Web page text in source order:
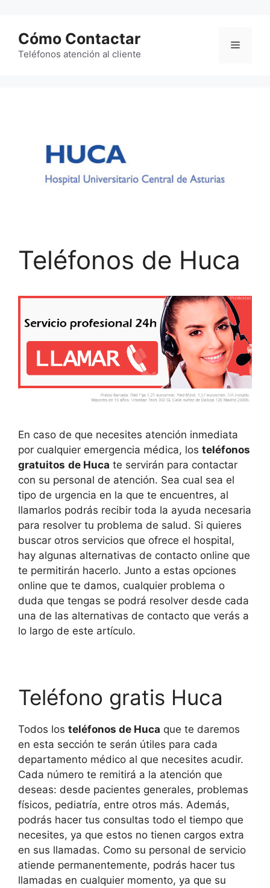
contenido
Cómo Contactar
Teléfonos atención al cliente
Menú
Teléfonos de Huca
En caso de que necesites atención inmediata
por cualquier emergencia médica, los teléfonos
gratuitos de Huca te servirán para contactar
con su personal de atención. Sea cual sea el
tipo de urgencia en la que te encuentres, al
llamarlos podrás recibir toda la ayuda necesaria
para resolver tu problema de salud. Si quieres
buscar otros servicios que ofrece el hospital,
hay algunas alternativas de contacto online que
te permitirán hacerlo. Junto a estas opciones
online que te damos, cualquier problema o
duda que tengas se podrá resolver desde cada
una de las alternativas de contacto que verás a
lo largo de este artículo.
Teléfono gratis Huca
Todos los teléfonos de Huca que te daremos
en esta sección te serán útiles para cada
departamento médico al que necesites acudir.
Cada número te remitirá a la atención que
deseas: desde pacientes generales, problemas
físicos, pediatría, entre otros más. Además,
podrás hacer tus consultas todo el tiempo que
necesites, ya que estos no tienen cargos extra
en sus llamadas. Como su personal de servicio
atiende permanentemente, podrás hacer tus
llamadas en cualquier momento, ya que su